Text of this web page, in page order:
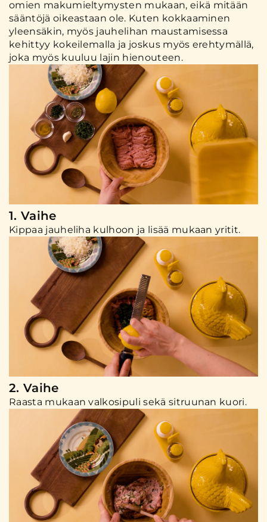
omien makumieltymysten mukaan, eikä mitään
sääntöjä oikeastaan ole. Kuten kokkaaminen
yleensäkin, myös jauhelihan maustamisessa
kehittyy kokeilemalla ja joskus myös erehtymällä,
joka myös kuuluu lajin hienouteen.
1. Vaihe
Kippaa jauheliha kulhoon ja lisää mukaan yritit.
2. Vaihe
Raasta mukaan valkosipuli sekä sitruunan kuori.